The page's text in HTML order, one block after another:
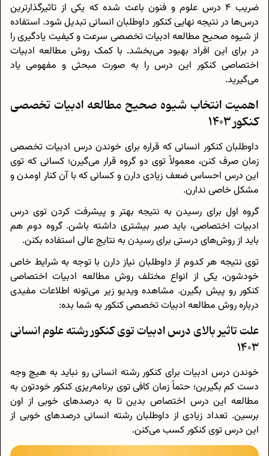
ضریب 4 درس علوم و فنون باعث شده که یکی از تاثیرگذارترین
درس‌ها در نتیجه نهایی کنکور داوطلبان انسانی تبدیل شود. استفاده
از شیوه صحیح مطالعه ادبیات تخصصی سرعت و کیفیت یادگیری را
در برای این افراد بهبود می‌بخشد. با کمک روش مطالعه ادبیات
اختصاصی کنکور این درس را به صورت مبحثی و مفهومی یاد
می‌گیرید.
اهمیت انتخاب شیوه صحیح مطالعه ادبیات تخصصی
کنکور 1403
داوطلبان کنکور انسانی که قراره برای خوندن درس ادبیات تخصصی
زمان صرف کنن، معمولاً توی دو گروه قرار می‌گیرن؛ کسانی که توی
این درس احساس ضعف زیادی دارن و کسانی که با آن کنار اومدن و
مشکل خاصی ندارن.
گروه اول برای رسیدن به نتیجه بهتر و پیشرفت کردن توی درس
ادبیات اختصاصی، باید صبر بیشتری داشته باشن. گروه دوم هم
باید از روش‌های درستی برای رسیدن به نتایج عالی استفاده بکنن.
توی نتیجه هر کدوم از داوطلبان نیاز دارن با توجه به شرایط خاص
خودشون، یکی از انواع مختلف روش مطالعه ادبیات اختصاصی
کنکور رو پیش بگیرن. مشاهده ویدیو زیر می‌تونه اطلاعات مفیدی
درباره روش مطالعه ادبیات تخصصی کنکور به شما بده:
علت تاثیر بالای درس ادبیات توی کنکور رشته علوم انسانی
1403
خوندن درس ادبیات برای کنکور رشته انسانی رو نباید به هیچ وجه
دست کم بگیرین؛ حتماً زمان کافی توی برنامه‌ریزی کنکور خودتون به
مطالعه این درس اختصاص بدین تا به درصدهای خوبی از اون
برسین. تعداد زیادی از داوطلبان رشته انسانی درصدهای خوبی از
این درس توی کنکور کسب می‌کنن.